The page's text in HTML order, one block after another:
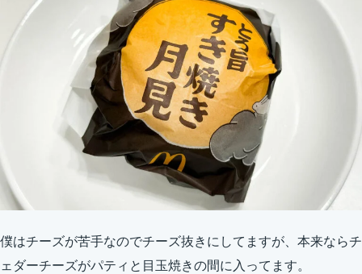
僕はチーズが苦手なのでチーズ抜きにしてますが、本来ならチ
ェダーチーズがパティと目玉焼きの間に入ってます。